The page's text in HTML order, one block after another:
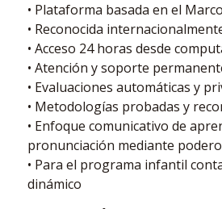
• Plataforma basada en el
• Reconocida
• Acceso 24 horas desde
• Atención y soporte
• Evaluaciones automáticas y
• Metodologías probadas y
• Enfoque comunicativo de
pronunciación mediante
• Para el programa infantil
dinámico